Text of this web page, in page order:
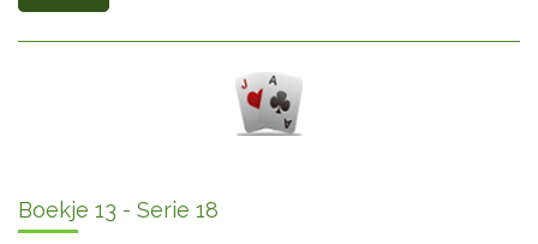
Boekje 13 - Serie 18